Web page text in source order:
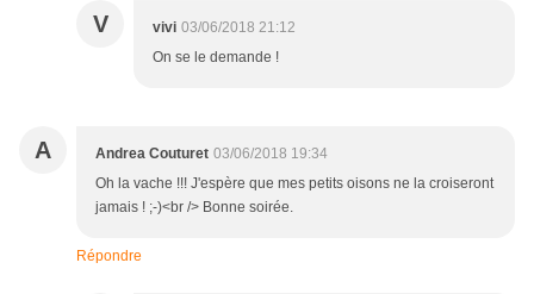
V vivi 03/06/2018 21:12
On se le demande !
A Andrea Couturet 03/06/2018 19:34
Oh la vache !!! J'espère que mes petits oisons ne la croiseront
jamais ! ;-)<br /> Bonne soirée.
Répondre